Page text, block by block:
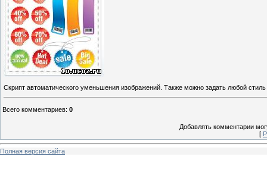
Скрипт автоматического уменьшения изображений. Также можно задать любой
Всего комментариев: 0
Добавлять комментарии
[
Полная версия сайта